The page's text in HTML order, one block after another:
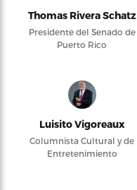
Thomas Rivera Schatz
Presidente del Senado de
Puerto Rico
Luisito Vigoreaux
Columnista Cultural y de
Entretenimiento